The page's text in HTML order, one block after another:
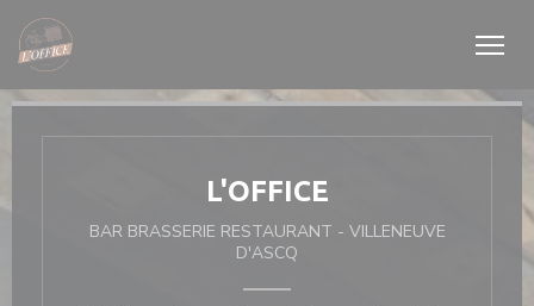
Personnalisation de vos choix en matière de cookies
L'OFFICE
BAR BRASSERIE RESTAURANT - VILLENEUVE
D'ASCQ